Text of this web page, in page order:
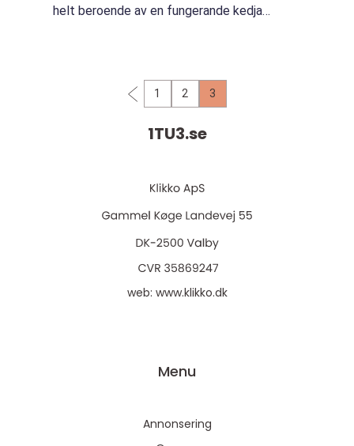
helt beroende av en fungerande kedja
1 2 3
1TU3.se
web: www.klikko.dk
Menu
Annonsering